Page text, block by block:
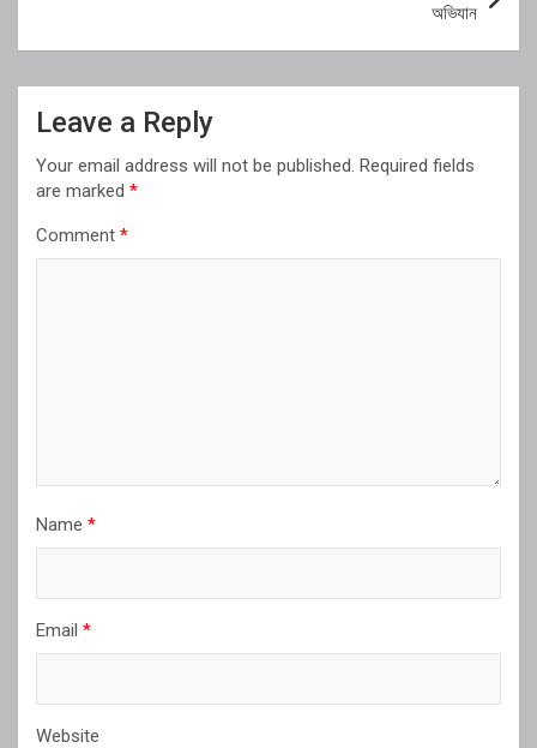
অভিযান
Leave a Reply
Your email address will not be published. Required fields
are marked *
Comment *
Name *
Email *
Website